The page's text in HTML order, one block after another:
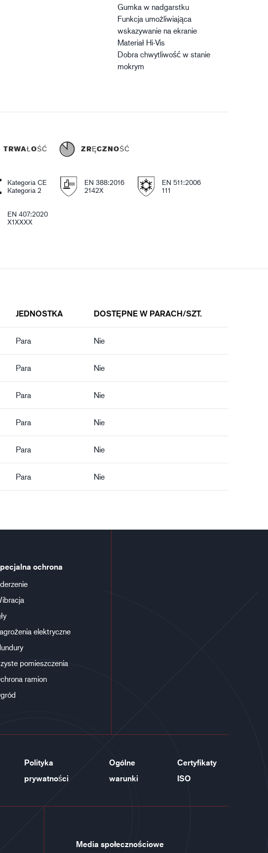
Gumka w nadgarstku
Funkcja umożliwiająca
wskazywanie na ekranie
Materiał Hi-Vis
Dobra chwytliwość w stanie
mokrym
TRWAŁOŚĆ ZRĘCZNOŚĆ
Kategoria CE
Kategoria 2
EN 388:2016
2142X
EN 511:2006
111
EN 407:2020
X1XXXX
JEDNOSTKA DOSTĘPNE W PARACH/SZT.
Para Nie
Para Nie
Para Nie
Para Nie
Para Nie
Para Nie
ochrona
elektryczne
pomieszczenia
ramion
Polityka
prywatności
Ogólne
warunki
Certyfikaty
ISO
Media społecznościowe